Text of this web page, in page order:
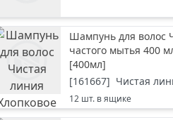
Шампунь для волос
частого мытья 400
[400мл]
[161667] Чистая
12 шт. в ящике